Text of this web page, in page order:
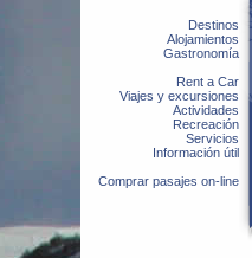
Destinos
Alojamientos
Gastronomía
Rent a Car
Viajes y excursiones
Actividades
Recreación
Servicios
Información útil
Comprar pasajes on-line